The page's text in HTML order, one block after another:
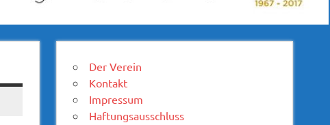
Der Verein
Kontakt
Impressum
Haftungsausschluss